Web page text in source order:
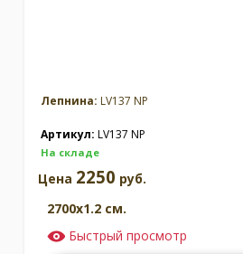
Лепнина: LV137 NP
Артикул: LV137 NP
На складе
Цена 2250 руб.
2700x1.2 см.
Быстрый просмотр